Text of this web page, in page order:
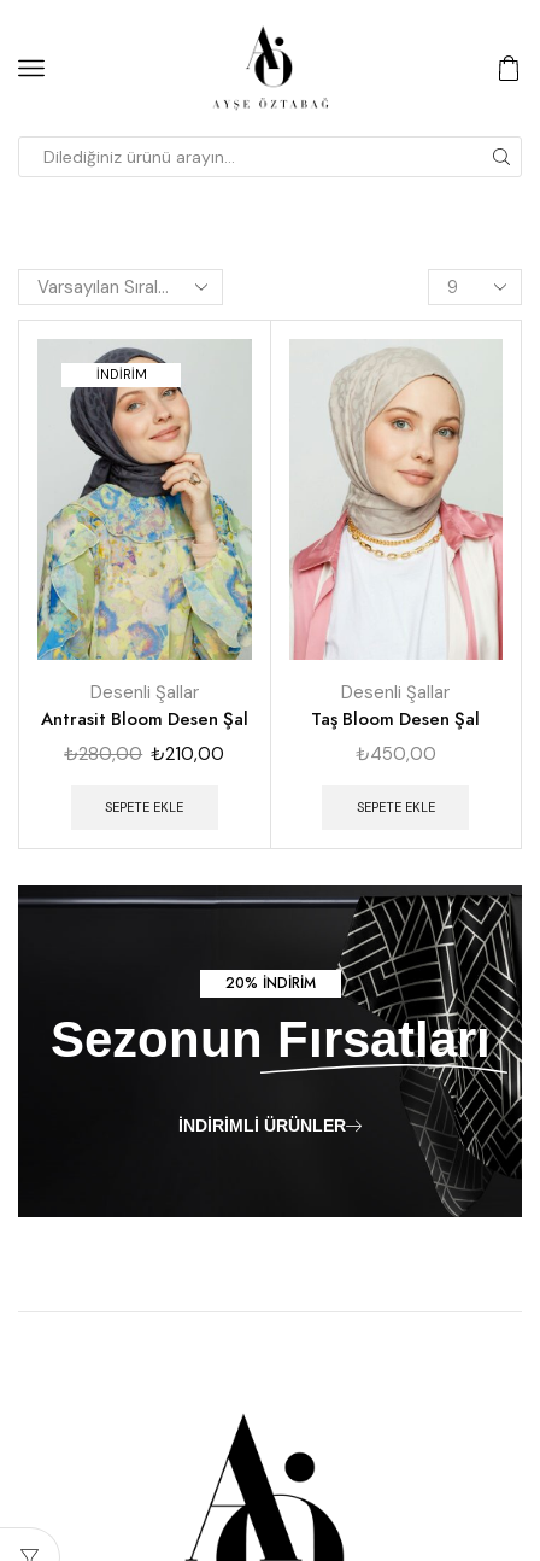
İNDİRİM
Desenli Şallar
Antrasit Bloom Desen Şal
₺280,00 ₺210,00
SEPETE EKLE
Desenli Şallar
Taş Bloom Desen Şal
₺450,00
SEPETE EKLE
20% INDIRIM
Sezonun Fırsatları
İNDIRIMLI ÜRÜNLER